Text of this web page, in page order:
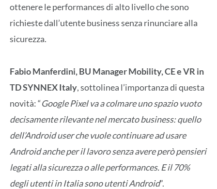
ottenere le performances di alto livello che sono
richieste dall’utente business senza rinunciare alla
sicurezza.
Fabio Manferdini, BU Manager Mobility, CE e VR in
TD SYNNEX Italy, sottolinea l’importanza di questa
novità: “Google Pixel va a colmare uno spazio vuoto
decisamente rilevante nel mercato business: quello
dell’Android user che vuole continuare ad usare
Android anche per il lavoro senza avere però pensieri
legati alla sicurezza o alle performances. E il 70%
degli utenti in Italia sono utenti Android”.